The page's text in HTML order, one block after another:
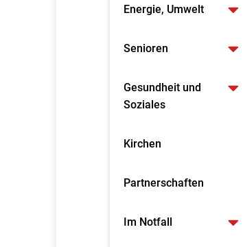
Energie, Umwelt
Senioren
Gesundheit und
Soziales
Kirchen
Partnerschaften
Im Notfall